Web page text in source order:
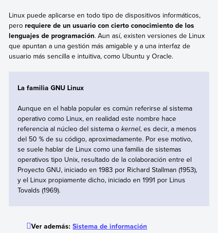
Linux puede aplicarse en todo tipo de dispositivos informáticos,
pero requiere de un usuario con cierto conocimiento de los
lenguajes de programación. Aun así, existen versiones de Linux
que apuntan a una gestión más amigable y a una interfaz de
usuario más sencilla e intuitiva, como Ubuntu y Oracle.
La familia GNU Linux
Aunque en el habla popular es común referirse al sistema
operativo como Linux, en realidad este nombre hace
referencia al núcleo del sistema o kernel, es decir, a menos
del 50 % de su código, aproximadamente. Por ese motivo,
se suele hablar de Linux como una familia de sistemas
operativos tipo Unix, resultado de la colaboración entre el
Proyecto GNU, iniciado en 1983 por Richard Stallman (1953),
y el Linux propiamente dicho, iniciado en 1991 por Linus
Tovalds (1969).
Ver además:Sistema de información